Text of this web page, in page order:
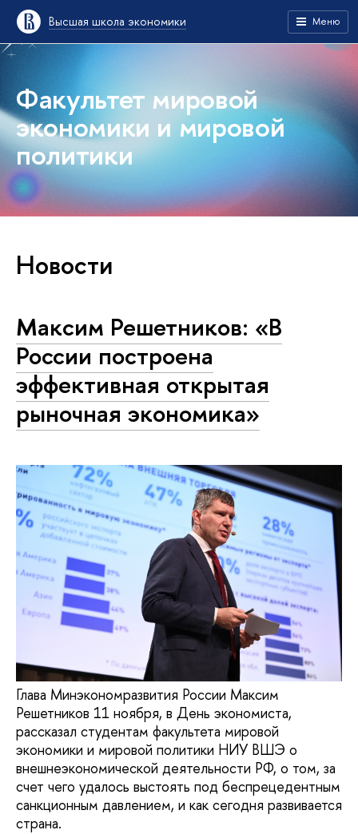
Высшая школа экономики Меню
Факультет мировой
экономики и мировой
политики
Новости
Максим Решетников: «В
России построена
эффективная открытая
рыночная экономика»
Глава Минэкономразвития России Максим
Решетников 11 ноября, в День экономиста,
рассказал студентам факультета мировой
экономики и мировой политики НИУ ВШЭ о
внешнеэкономической деятельности РФ, о том, за
счет чего удалось выстоять под беспрецедентным
санкционным давлением, и как сегодня развивается
страна.